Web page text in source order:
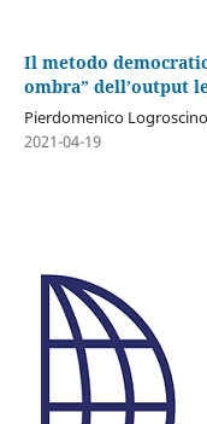
Il metodo
ombra” dell’output
Pierdomenico
2021-04-19